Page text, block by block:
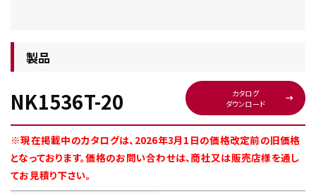
工具・部品一覧
製品
NK1536T-20
カタログ
ダウンロード
※現在掲載中のカタログは、2026年3月1日の価格改定前の旧価格
となっております。価格のお問い合わせは、商社又は販売店様を通し
てお見積り下さい。